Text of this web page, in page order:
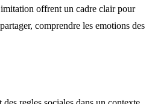
offrent un cadre clair pour
comprendre les emotions des